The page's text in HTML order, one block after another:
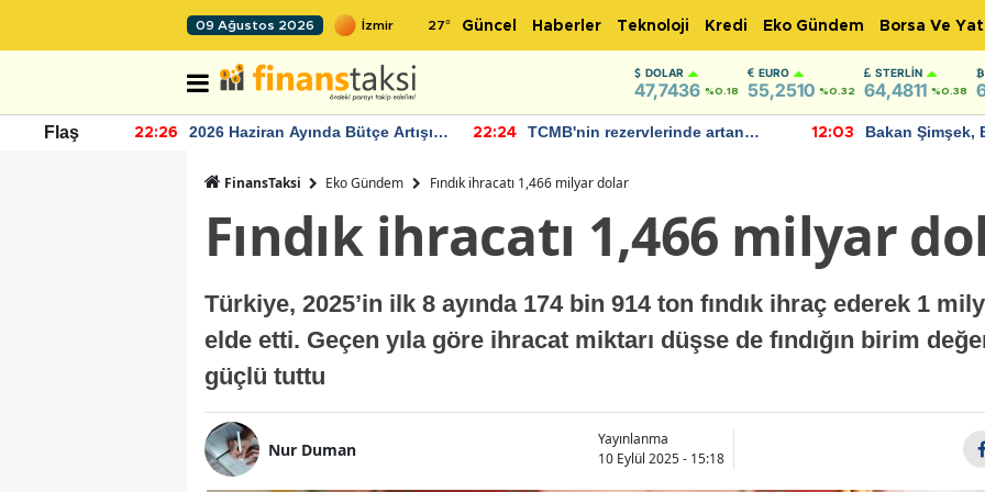
09 Ağustos 2026 27° Güncel Haberler Teknoloji Kredi Eko Gündem Borsa Ve
DOLAR
47,7436 %0.18
EURO
55,2510 %0.32
STERLIN
64,4811 %0.38
Flaş 22:26
2026 Haziran Ayında Bütçe Artışı
22:24
TCMB'nin rezervlerinde artan
12:03
Bakan Şimşek,
FinansTaksi Eko Gündem Fındık ihracatı 1,466 milyar dolar
Fındık ihracatı 1,466 milyar
Türkiye, 2025’in ilk 8 ayında 174 bin 914 ton fındık ihraç ederek 1
elde etti. Geçen yıla göre ihracat miktarı düşse de fındığın birim
güçlü tuttu
Nur Duman
Yayınlanma
10 Eylül 2025 - 15:18